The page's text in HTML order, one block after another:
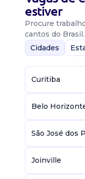
estiver
Procure
cantos do Brasil.
Cidades
Curitiba
Belo
São José dos
Joinville